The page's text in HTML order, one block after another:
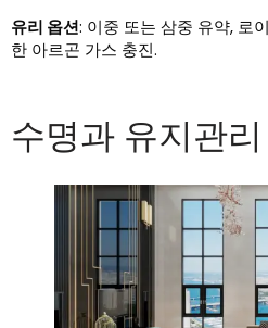
유리 옵션: 이중 또는 삼중 유약, 로
한 아르곤 가스 충진.
수명과 유지관리